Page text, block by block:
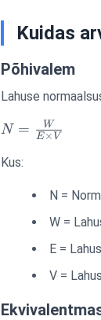
Kuidas
Põhivalem
Lahuse
N =
{E \times
N = E × V
W
Kus:
N =
W =
E =
V =